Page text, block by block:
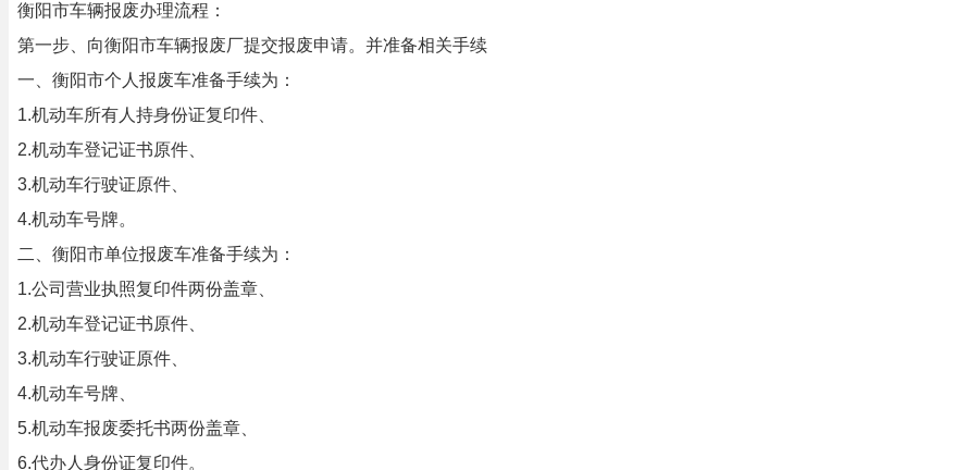
衡阳市车辆报废办理流程：
第一步、向衡阳市车辆报废厂提交报废申请。并准备相关手续
一、衡阳市个人报废车准备手续为：
1.机动车所有人持身份证复印件、
2.机动车登记证书原件、
3.机动车行驶证原件、
4.机动车号牌。
二、衡阳市单位报废车准备手续为：
1.公司营业执照复印件两份盖章、
2.机动车登记证书原件、
3.机动车行驶证原件、
4.机动车号牌、
5.机动车报废委托书两份盖章、
6.代办人身份证复印件。